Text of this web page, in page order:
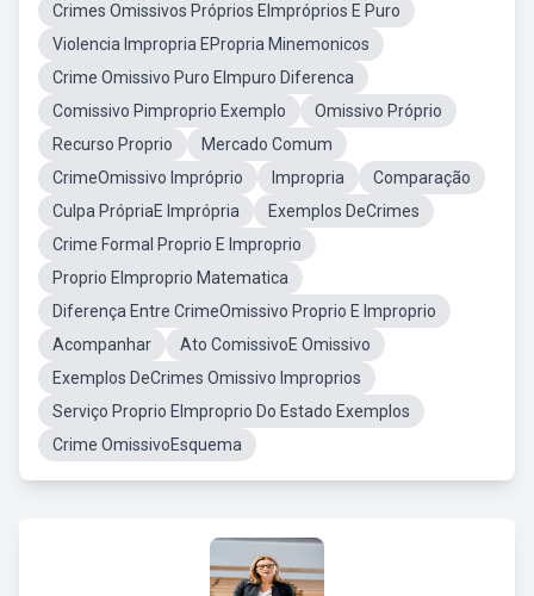
Crimes Omissivos Próprios EImpróprios E Puro
Violencia Impropria EPropria Minemonicos
Crime Omissivo Puro EImpuro Diferenca
Comissivo Pimproprio Exemplo
Omissivo Próprio
Recurso Proprio
Mercado Comum
CrimeOmissivo Impróprio
Impropria
Comparação
Culpa PrópriaE Imprópria
Exemplos DeCrimes
Crime Formal Proprio E Improprio
Proprio EImproprio Matematica
Diferença Entre CrimeOmissivo Proprio E Improprio
Acompanhar
Ato ComissivoE Omissivo
Exemplos DeCrimes Omissivo Improprios
Serviço Proprio EImproprio Do Estado Exemplos
Crime OmissivoEsquema